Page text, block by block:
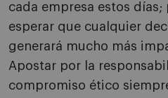
cada empresa estos
esperar que cualquier
generará mucho más
Apostar por la
compromiso ético